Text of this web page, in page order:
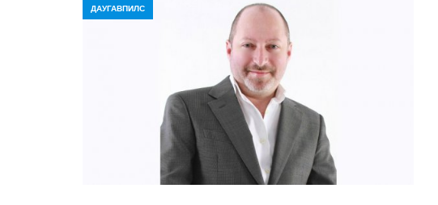
ДАУГАВПИЛС